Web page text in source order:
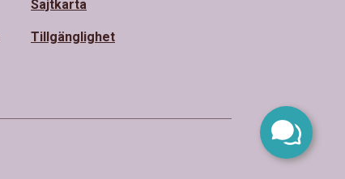
Sajtkarta
Tillgänglighet